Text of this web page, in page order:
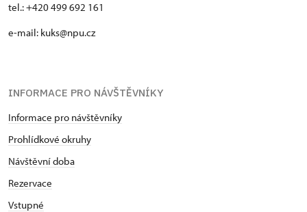
tel.: +420 499 692 161
e-mail: kuks@npu.cz
INFORMACE PRO NÁVŠTĚVNÍKY
Informace pro návštěvníky
Prohlídkové okruhy
Návštěvní doba
Rezervace
Vstupné